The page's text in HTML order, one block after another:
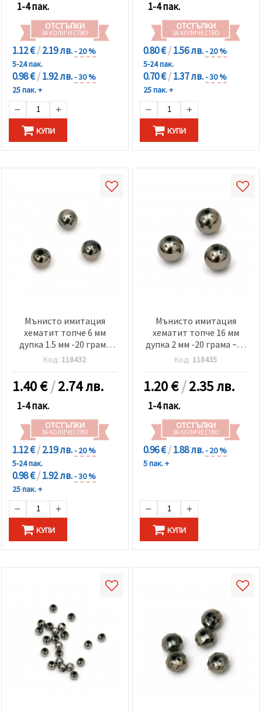
1-4 пак.
ОТСТЪПКИ
ЗА КОЛИЧЕСТВО
1.12 €/2.19 лв.- 20 %
5-24 пак.
0.98 €/1.92 лв.- 30 %
25 пак. +
КУПИ
1-4 пак.
ОТСТЪПКИ
ЗА КОЛИЧЕСТВО
0.80 €/1.56 лв.- 20 %
5-24 пак.
0.70 €/1.37 лв.- 30 %
25 пак. +
КУПИ
Мънисто имитация
хематит топче 6 мм
дупка 1.5 мм -20 грама
~185 броя
Код: 118432
1.40€/2.74 лв.
1-4 пак.
ОТСТЪПКИ
ЗА КОЛИЧЕСТВО
1.12 €/2.19 лв.- 20 %
5-24 пак.
0.98 €/1.92 лв.- 30 %
25 пак. +
КУПИ
Мънисто имитация
хематит топче 16 мм
дупка 2 мм -20 грама ~10
броя
Код: 118435
1.20€/2.35 лв.
1-4 пак.
ОТСТЪПКИ
ЗА КОЛИЧЕСТВО
0.96 €/1.88 лв.- 20 %
5 пак. +
КУПИ